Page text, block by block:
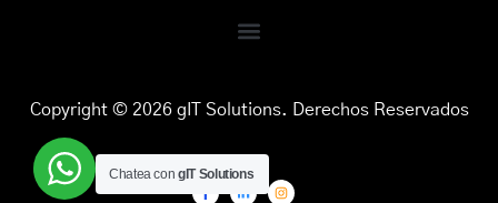
Copyright © 2026 gIT Solutions. Derechos Reservados
Chatea con gIT Solutions